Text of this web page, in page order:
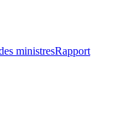
ministresRapport